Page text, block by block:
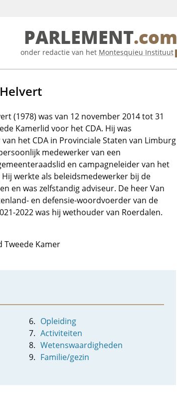
PARLEMENT.com
onder redactie van het Montesquieu Instituut
(1978) was van 12 november 2014 tot 31
Kamerlid voor het CDA. Hij was
het CDA in Provinciale Staten van Limburg
medewerker van een
en campagneleider van het
Hij werkte als beleidsmedewerker bij de
en was zelfstandig adviseur. De heer Van
en defensie-woordvoerder van de
2022 was hij wethouder van Roerdalen.
Tweede Kamer
Opleiding
Activiteiten
Wetenswaardigheden
Familie/gezin